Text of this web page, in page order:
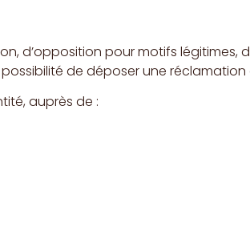
d’opposition pour motifs légitimes,
de déposer une réclamation
auprès de :